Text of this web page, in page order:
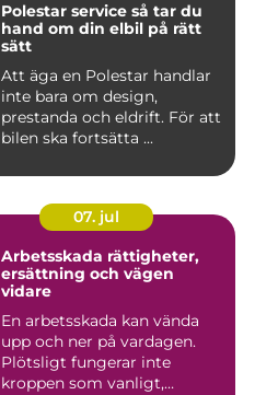
Polestar service så tar du
hand om din elbil på rätt
sätt
Att äga en Polestar handlar
inte bara om design,
prestanda och eldrift. För att
bilen ska fortsätta ...
07. jul
Arbetsskada rättigheter,
ersättning och vägen
vidare
En arbetsskada kan vända
upp och ner på vardagen.
Plötsligt fungerar inte
kroppen som vanligt,